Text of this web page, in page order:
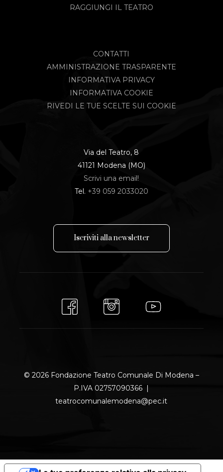
RAGGIUNGI IL TEATRO
CONTATTI
AMMINISTRAZIONE TRASPARENTE
INFORMATIVA PRIVACY
INFORMATIVA COOKIE
RIVEDI LE TUE SCELTE SUI COOKIE
Via del Teatro, 8
41121 Modena (MO)
Scrivi una email!
Tel. +39 059 2033020
Iscriviti allanewsletter
© 2026 Fondazione Teatro Comunale Di Modena –
P.IVA 02757090366 |
teatrocomunalemodena@pec.it